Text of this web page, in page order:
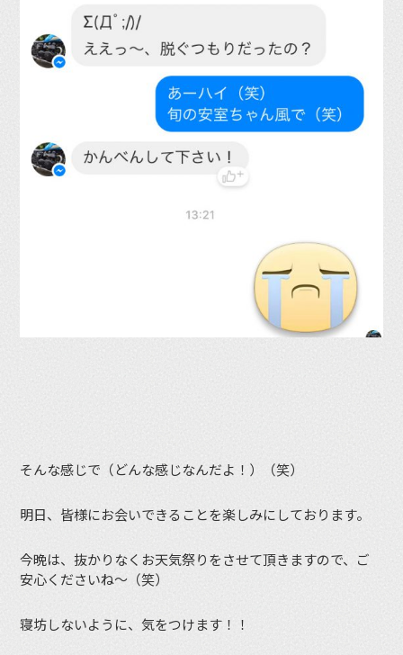
そんな感じで（どんな感じなんだよ！）（笑）
明日、皆様にお会いできることを楽しみにしております。
今晩は、抜かりなくお天気祭りをさせて頂きますので、ご
安心くださいね〜（笑）
寝坊しないように、気をつけます！！